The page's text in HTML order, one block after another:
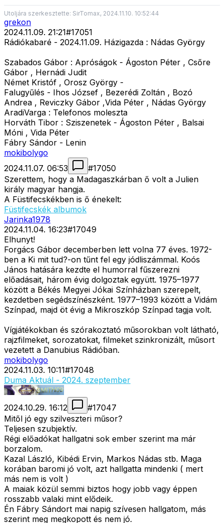
Utoljára szerkesztette: SirTomax, 2024.11.10. 10:52:44
grekon
2024.11.09. 21:21#17051
Rádiókabaré - 2024.11.09. Házigazda : Nádas György
Szabados Gábor : Apróságok - Ágoston Péter , Csőre
Gábor , Hernádi Judit
Német Kristóf , Orosz György -
Falugyűlés - Ihos József , Bezerédi Zoltán , Bozó
Andrea , Reviczky Gábor ,Vida Péter , Nádas György
AradiVarga : Telefonos moleszta
Horváth Tibor : Sziszenetek - Ágoston Péter , Balsai
Móni , Vida Péter
Fábry Sándor - Lenin
mokibolygo
2024.11.07. 06:53
#17050
Szerettem, hogy a Madagaszkárban ő volt a Julien
király magyar hangja.
A Füstifecskékben is ő énekelt:
Füstifecskék albumok
Jarinka1978
2024.11.04. 16:23#17049
Elhunyt!
Forgács Gábor decemberben lett volna 77 éves. 1972-
ben a Ki mit tud?-on tűnt fel egy jódliszámmal. Koós
János hatására kezdte el humorral fűszerezni
előadásait, három évig dolgoztak együtt. 1975–1977
között a Békés Megyei Jókai Színházban szerepelt,
kezdetben segédszínészként. 1977–1993 között a Vidám
Színpad, majd öt évig a Mikroszkóp Színpad tagja volt.
Vígjátékokban és szórakoztató műsorokban volt látható,
rajzfilmeket, sorozatokat, filmeket szinkronizált, műsort
vezetett a Danubius Rádióban.
mokibolygo
2024.11.03. 10:11#17048
Duma Aktuál - 2024. szeptember
2024.10.29. 16:12 #17047
Mitől jó egy szilveszteri műsor?
Teljesen szubjektív.
Régi előadókat hallgatni sok ember szerint ma már
borzalom.
Kazal László, Kibédi Ervin, Markos Nádas stb. Maga
korában baromi jó volt, azt hallgatta mindenki ( mert
más nem is volt )
A maiak közül semmi biztos hogy jobb vagy éppen
rosszabb valaki mint elődeik.
Én Fábry Sándort mai napig szívesen hallgatom, más
szerint meg megkopott és nem jó.